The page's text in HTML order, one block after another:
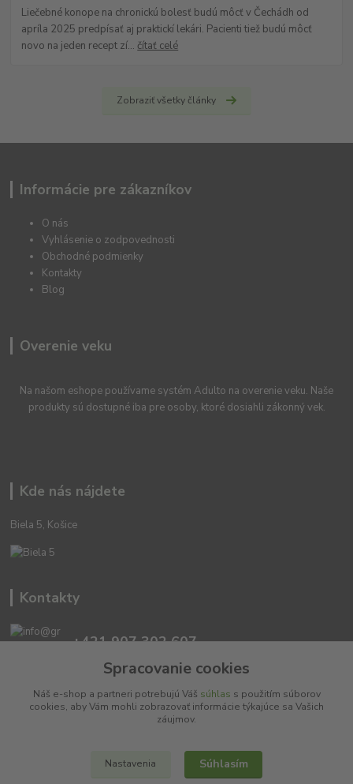
Liečebné konope na chronickú bolesť budú môcť v Čechádh od
apríla 2025 predpísať aj praktickí lekári. Pacienti tiež budú môcť
novo na jeden recept zí... čítať celé
Zobraziť všetky články
Informácie pre zákazníkov
O nás
Vyhlásenie o zodpovednosti
Obchodné podmienky
Kontakty
Blog
Overenie veku
Na našom eshope používame systém Adulto na overenie veku. Naše
produkty sú dostupné iba pre osoby, ktoré dosiahli zákonný vek.
Kde nás nájdete
Biela 5, Košice
Kontakty
+421 907 302 607
info@greensisters.sk
Spracovanie cookies
Náš e-shop a partneri potrebujú Váš súhlas s použitím súborov
cookies, aby Vám mohli zobrazovať informácie týkajúce sa Vašich
záujmov.
Nastavenia Súhlasím